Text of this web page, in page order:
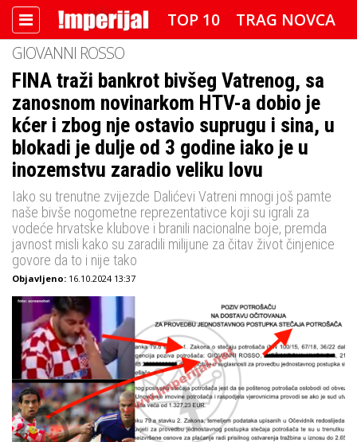
TOP 10
TRAG NOVCA
DETEKTOR
FOTO SPECIJAL
IMPERIJAL VIDEO
RADAR
IMPERIJAL & FREETIME
IMPERIJALOVE POZNATE FACE
GIOVANNI ROSSO
FINA traži bankrot bivšeg Vatrenog, sa
zanosnom novinarkom HTV-a dobio je
kćer i zbog nje ostavio suprugu i sina, u
blokadi je dulje od 3 godine iako je u
inozemstvu zaradio veliku lovu
Iako su trenutne zvijezde Dalićevi Vatreni mnogi još pamte
naše bivše nogometne reprezentativce koji su igrali za
vodeće hrvatske klubove i branili nacionalne boje, premda
javnost misli kako su zaradili milijune za čitav život činjenice
govore da to i nije tako
Objavljeno: 16.10.2024 13:37